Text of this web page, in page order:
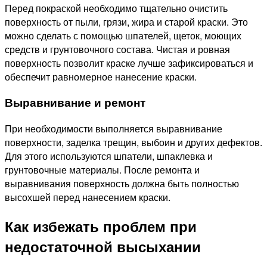
Перед покраской необходимо тщательно очистить
поверхность от пыли, грязи, жира и старой краски. Это
можно сделать с помощью шпателей, щеток, моющих
средств и грунтовочного состава. Чистая и ровная
поверхность позволит краске лучше зафиксироваться и
обеспечит равномерное нанесение краски.
Выравнивание и ремонт
При необходимости выполняется выравнивание
поверхности, заделка трещин, выбоин и других дефектов.
Для этого используются шпатели, шпаклевка и
грунтовочные материалы. После ремонта и
выравнивания поверхность должна быть полностью
высохшей перед нанесением краски.
Как избежать проблем при
недостаточной высыхании